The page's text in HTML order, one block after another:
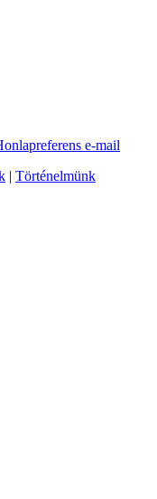
e-mail
| Történelmünk